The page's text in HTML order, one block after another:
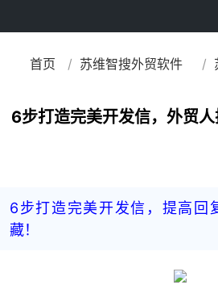
首页 / 苏维智搜外贸软件 /
6步打造完美开发信，外贸人
6步打造完美开发信，提高回
藏！